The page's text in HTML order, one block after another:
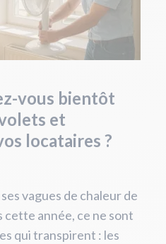
vous bientôt
et
locataires ?
vagues de chaleur de
cette année, ce ne sont
qui transpirent : les